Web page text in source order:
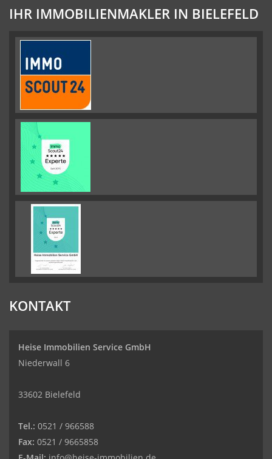
IHR IMMOBILIENMAKLER IN BIELEFELD
KONTAKT
Heise Immobilien Service GmbH
Niederwall 6
33602 Bielefeld
Tel.: 0521 / 966588
Fax: 0521 / 9665858